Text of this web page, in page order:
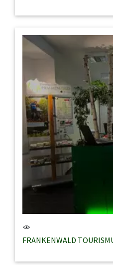
FRANKENWALD